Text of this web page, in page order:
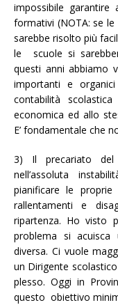
impossibile
formativi (NOTA: se
sarebbe risolto più
le scuole si
questi anni abbiamo
importanti e
contabilità
economica ed allo
E’ fondamentale che
3) Il precariato del
nell’assoluta
pianificare le
rallentamenti e
ripartenza. Ho visto
problema si
diversa. Ci vuole
un Dirigente
plesso. Oggi in
questo obiettivo